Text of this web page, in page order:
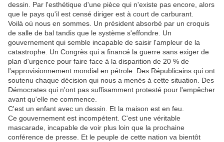
dessin.
Par l'esthétique d'une pièce qui n'existe pas encore, alors
que le pays qu'il est censé diriger est à court de carburant.
Voilà où nous en sommes. Un président absorbé par un croquis
de salle de bal tandis que le système s'effondre. Un
gouvernement qui semble incapable de saisir l'ampleur de la
catastrophe. Un Congrès qui a financé la guerre sans exiger de
plan d'urgence pour faire face à la disparition de 20 % de
l'approvisionnement mondial en pétrole. Des Républicains qui ont
soutenu chaque décision qui nous a menés à cette situation.
Des
Démocrates qui n'ont pas suffisamment protesté pour l'empêcher
avant qu'elle ne commence.
C'est un enfant avec un dessin.
Et la maison est en feu.
Ce gouvernement est incompétent. C'est une véritable
mascarade, incapable de voir plus loin que la prochaine
conférence de presse. Et le peuple de cette nation va bientôt